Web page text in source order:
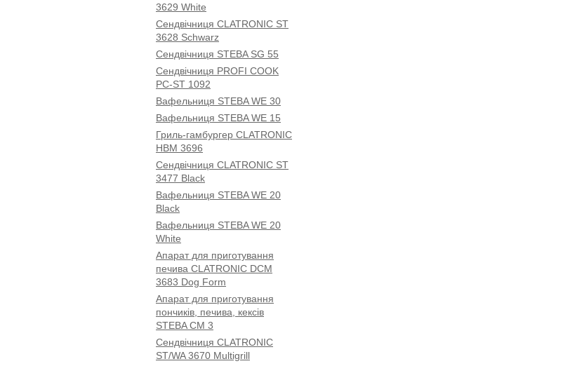
3629 White
Сендвічниця CLATRONIC ST
3628 Schwarz
Сендвічниця STEBA SG 55
Сендвічниця PROFI COOK
PC-ST 1092
Вафельниця STEBA WE 30
Вафельниця STEBA WE 15
Гриль-гамбургер CLATRONIC
HBM 3696
Сендвічниця CLATRONIC ST
3477 Black
Вафельниця STEBA WE 20
Black
Вафельниця STEBA WE 20
White
Апарат для приготування
печива CLATRONIC DCM
3683 Dog Form
Апарат для приготування
пончиків, печива, кексів
STEBA CM 3
Сендвічниця CLATRONIC
ST/WA 3670 Multigrill